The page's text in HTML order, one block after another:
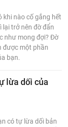
khi nào cố gắng hết
lại trở nên đờ đẩn
như mong đợi? Đờ
được một phần
bạn.
lừa dối của
có tự lừa dối bản